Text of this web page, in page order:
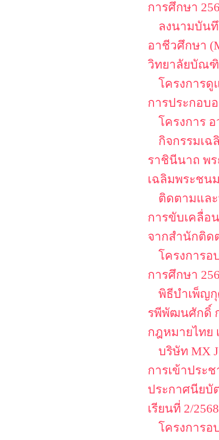
การศึกษา
ลงนามบัน
อาชีวศึกษา
วิทยาลัยบัณฑิ
โครงการ
การประกอบ
โครงการ
กิจกรรมเฉ
ราชินีนาถ พ
เฉลิมพระชน
ติดตามแล
การขับเคลื่อ
จากสำนักติด
โครงการอ
การศึกษา
พิธีบำเพ็ญกุ
รพีพัฒนศักดิ์
กฎหมายไทย
บริษัท MX
การเข้าประ
ประกาศนียบั
เรียนที่ 2/2568
โครงการ